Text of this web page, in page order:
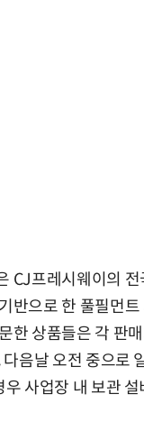
CJ프레시웨이의
반으로 한 풀필먼
한 상품들은 각 판
다음날 오전 중으로
우 사업장 내 보관